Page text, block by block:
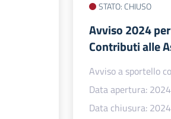
STATO: CHIUSO
Avviso 2024
Contributi alle
Avviso a sportello
Data apertura:
Data chiusura: